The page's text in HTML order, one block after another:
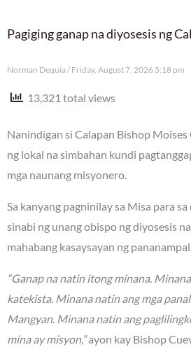
Pagiging ganap na diyosesis ng
Norman Dequia Friday, August 7, 2026 5:18 pm
13,321 total views
Nanindigan si Calapan Bishop Moises
ng lokal na simbahan kundi
mga naunang misyonero.
Sa kanyang pagninilay sa Misa para
sinabi ng unang obispo ng diyosesis
mahabang kasaysayan ng
“Ganap na natin itong minana.
katekista. Minana natin ang mga
Mangyan. Minana natin ang
mina ay misyon,”ayon kay Bishop